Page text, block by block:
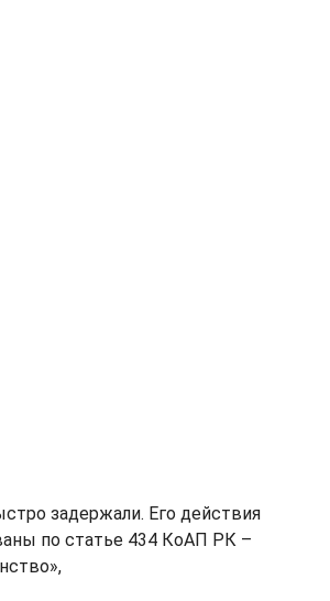
задержали. Его действия
по статье 434 КоАП РК –